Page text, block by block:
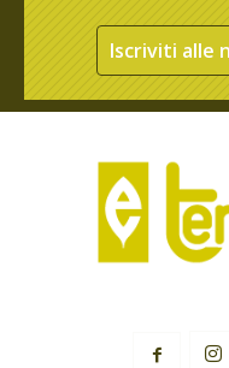
Iscriviti alle